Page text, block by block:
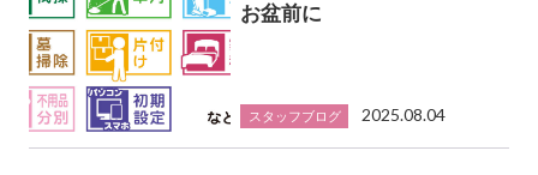
お盆前に
スタッフブログ 2025.08.04